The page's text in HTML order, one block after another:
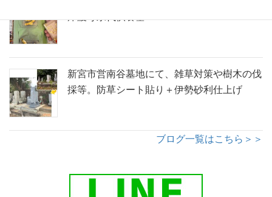
新宮市営南谷墓地にて、雑草対策や樹木の伐
採等。防草シート貼り＋伊勢砂利仕上げ
ブログ一覧はこちら＞＞